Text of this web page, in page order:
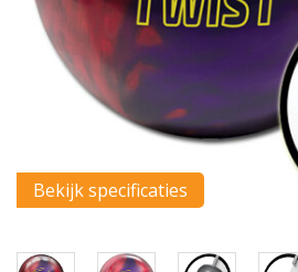
Bekijk specificaties